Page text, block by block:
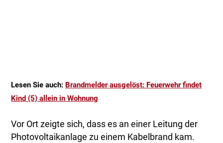
Lesen Sie auch: Brandmelder ausgelöst: Feuerwehr findet
Kind (5) allein in Wohnung
Vor Ort zeigte sich, dass es an einer Leitung der
Photovoltaikanlage zu einem Kabelbrand kam.